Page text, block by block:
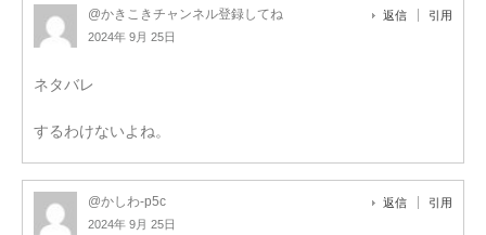
@かきこきチャンネル登録してね
2024年 9月 25日
返信 引用
ネタバレ
するわけないよね。
@かしわ-p5c
2024年 9月 25日
返信 引用